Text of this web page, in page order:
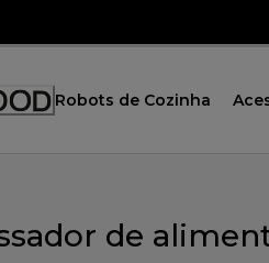
Robots de Cozinha
de